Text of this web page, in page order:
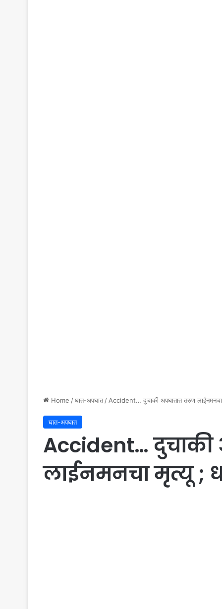
Home /घात-अपघात / Accident… दुचाकी अपघातात तरुण
घात-अपघात
Accident…
लाईनमनचा मृत्यू ;